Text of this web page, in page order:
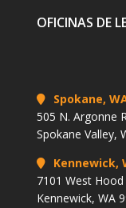
OFICINAS DE
Spokane,
505 N. Argonne
Spokane Valley,
Kennewick,
7101 West
Kennewick, WA